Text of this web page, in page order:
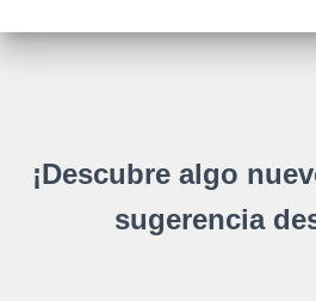
¡Descubre algo
sugerencia